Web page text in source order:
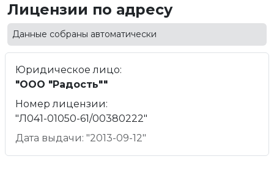
Лицензии по адресу
Данные собраны автоматически
Юридическое лицо:
"ООО "Радость""
Номер лицензии:
"Л041-01050-61/00380222"
Дата выдачи: "2013-09-12"